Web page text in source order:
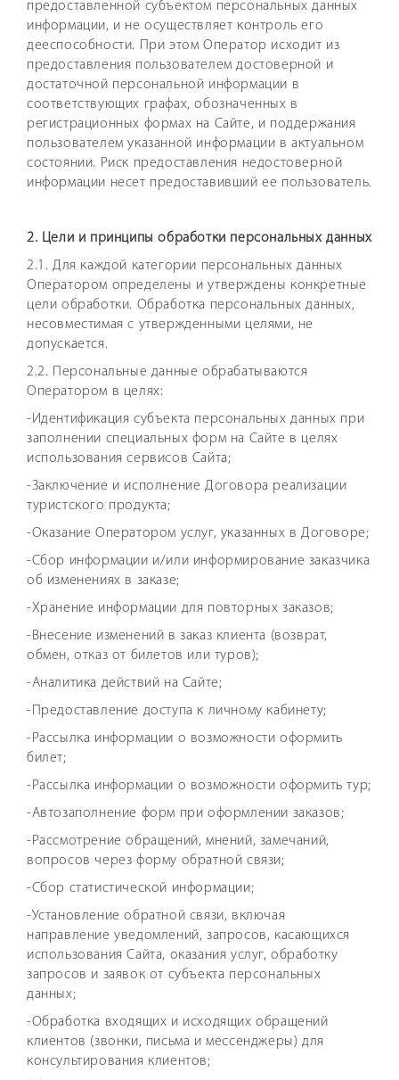
предоставленной субъектом персональных данных
информации, и не осуществляет контроль его
дееспособности. При этом Оператор исходит из
предоставления пользователем достоверной и
достаточной персональной информации в
соответствующих графах, обозначенных в
регистрационных формах на Сайте, и поддержания
пользователем указанной информации в актуальном
состоянии. Риск предоставления недостоверной
информации несет предоставивший ее пользователь.
2. Цели и принципы обработки персональных данных
2.1. Для каждой категории персональных данных
Оператором определены и утверждены конкретные
цели обработки. Обработка персональных данных,
несовместимая с утвержденными целями, не
допускается.
2.2. Персональные данные обрабатываются
Оператором в целях:
-Идентификация субъекта персональных данных при
заполнении специальных форм на Сайте в целях
использования сервисов Сайта;
-Заключение и исполнение Договора реализации
туристского продукта;
-Оказание Оператором услуг, указанных в Договоре;
-Сбор информации и/или информирование заказчика
об изменениях в заказе;
-Хранение информации для повторных заказов;
-Внесение изменений в заказ клиента (возврат,
обмен, отказ от билетов или туров);
-Аналитика действий на Сайте;
-Предоставление доступа к личному кабинету;
-Рассылка информации о возможности оформить
билет;
-Рассылка информации о возможности оформить тур;
-Автозаполнение форм при оформлении заказов;
-Рассмотрение обращений, мнений, замечаний,
вопросов через форму обратной связи;
-Сбор статистической информации;
-Установление обратной связи, включая
направление уведомлений, запросов, касающихся
использования Сайта, оказания услуг, обработку
запросов и заявок от субъекта персональных
данных;
-Обработка входящих и исходящих обращений
клиентов (звонки, письма и мессенджеры) для
консультирования клиентов;